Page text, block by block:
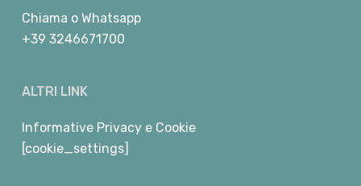
Chiama o Whatsapp
+39 3246671700
ALTRI LINK
Informative Privacy e Cookie
[cookie_settings]